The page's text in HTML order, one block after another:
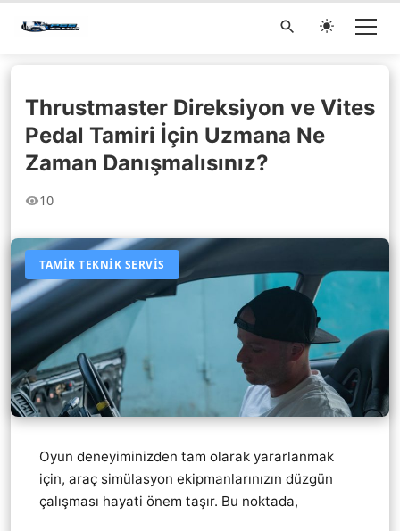
Thrustmaster Direksiyon ve Vites
Pedal Tamiri İçin Uzmana Ne
Zaman Danışmalısınız?
10
TAMIR TEKNIK SERVIS
Oyun deneyiminizden tam olarak yararlanmak
için, araç simülasyon ekipmanlarınızın düzgün
çalışması hayati önem taşır. Bu noktada,